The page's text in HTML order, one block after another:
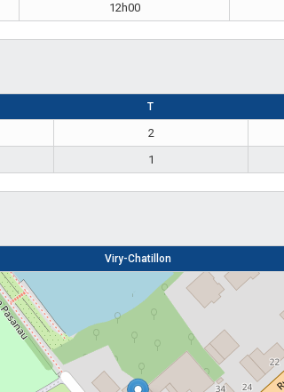
12h00
T
2
1
Viry-Chatillon